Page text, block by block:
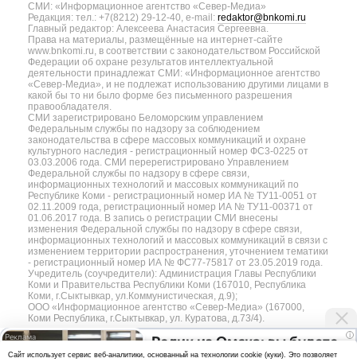
СМИ: «Информационное агентство «Север-Медиа»
Редакция: тел.: +7(8212) 29-12-40, e-mail: redaktor@bnkomi.ru
Главный редактор: Алексеева Анастасия Сергеевна.
Права на материалы, размещённые на интернет-сайте
www.bnkomi.ru, в соответствии с законодательством Российской
Федерации об охране результатов интеллектуальной
деятельности принадлежат СМИ: «Информационное агентство
«Север-Медиа», и не подлежат использованию другими лицами в
какой бы то ни было форме без письменного разрешения
правообладателя.
СМИ зарегистрировано Беломорским управлением
Федеральным службы по надзору за соблюдением
законодательства в сфере массовых коммуникаций и охране
культурного наследия - регистрационный номер ФС3-0225 от
03.03.2006 года. СМИ перерегистрировано Управлением
Федеральной службы по надзору в сфере связи,
информационных технологий и массовых коммуникаций по
Республике Коми - регистрационный номер ИА № ТУ11-0051 от
02.11.2009 года, регистрационный номер ИА № ТУ11-00371 от
01.06.2017 года. В запись о регистрации СМИ внесены
изменения Федеральной службы по надзору в сфере связи,
информационных технологий и массовых коммуникаций в связи с
изменением территории распространения, уточнением тематики
- регистрационный номер ИА № ФС77-75817 от 23.05.2019 года.
Учредитель (соучредители): Администрация Главы Республики
Коми и Правительства Республики Коми (167010, Республика
Коми, г.Сыктывкар, ул.Коммунистическая, д.9);
ООО «Информационное агентство «Север-Медиа» (167000,
Коми Республика, г.Сыктывкар, ул. Куратова, д.73/4).
Разработка сайта — web-студия «Цифровой Век»
i
Ролик из Омска: вы будете
Cайт использует сервис веб-аналитики, основанный на технологии cookie (куки). Это позволяет